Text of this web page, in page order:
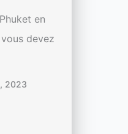
en
devez
2023